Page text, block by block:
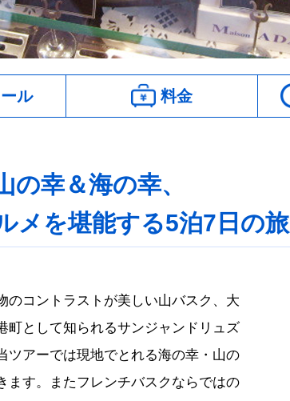
ル 料金
幸＆海の幸、
メを堪能する5泊7日の旅
のコントラストが美しい山バスク、大
町として知られるサンジャンドリュズ
ツアーでは現地でとれる海の幸・山の
ます。またフレンチバスクならではの